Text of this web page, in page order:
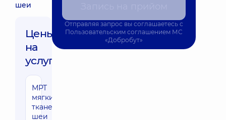
шеи
Цены
на
услуги:
МРТ
мягких
тканей
шеи
Отправляя запрос вы соглашаетесь с
Пользовательским соглашением МС
«Добробут»